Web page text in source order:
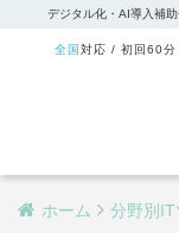
デジタル化・AI導入補
全国 対応 / 初回60分
ホーム 分野別IT